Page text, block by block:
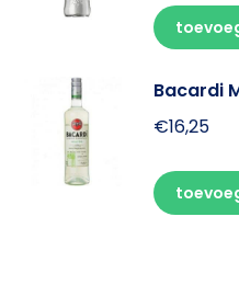
Bacardi
€16,25